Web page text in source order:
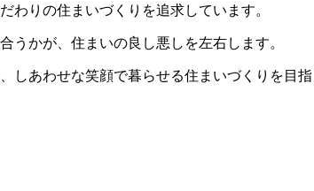
わりの住まいづくりを追求しています。
うかが、住まいの良し悪しを左右します。
あわせな笑顔で暮らせる住まいづくりを目指